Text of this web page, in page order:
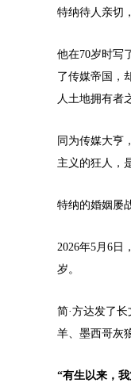
特纳待人亲切
他在70岁时写
了传媒帝国，
人土地拥有者
同为传媒大亨
主义的狂人，
特纳的婚姻屡
2026年5月6日
岁。
简·方达发了
羊、墨西哥灰
“有生以来，